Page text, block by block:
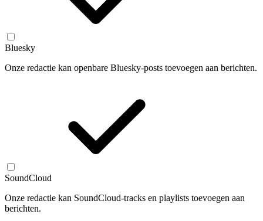
Bluesky
Onze redactie kan openbare Bluesky-posts toevoegen aan berichten.
SoundCloud
Onze redactie kan SoundCloud-tracks en playlists toevoegen aan
berichten.